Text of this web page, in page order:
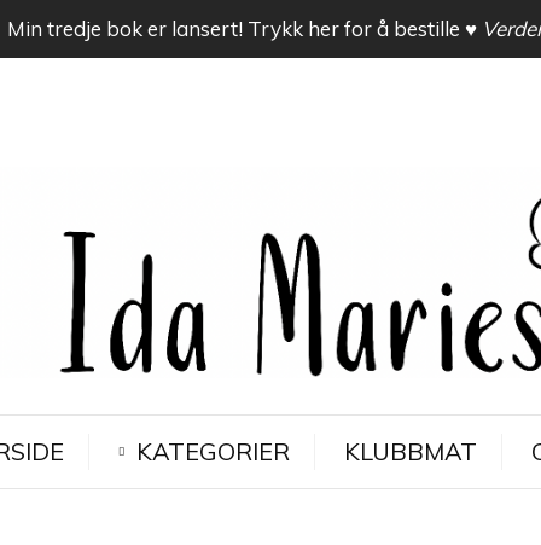
KATEGORIER KLUBBMAT
Min tredje bok er lansert! Trykk her for å bestille ♥